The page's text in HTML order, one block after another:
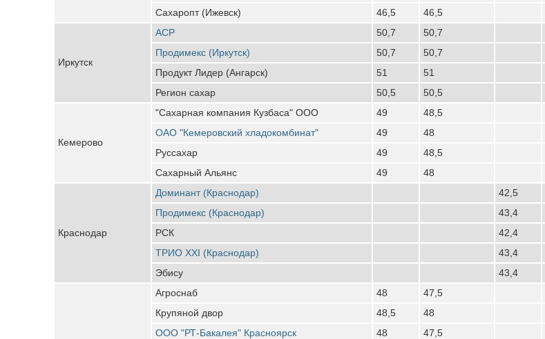
Сахаропт (Ижевск)
46,5 46,5
Иркутск
АСР 50,7
50,7
Продимекс (Иркутск)
50,7
50,7
Продукт Лидер (Ангарск)
51
51
Регион сахар
50,5 50,5
Кемерово
"Сахарная компания Кузбаса" ООО 49
48,5
ОАО "Кемеровский хладокомбинат"
49
48
Руссахар
49
48,5
Сахарный Альянс
49 48
Краснодар
Доминант (Краснодар) 42,5
Продимекс (Краснодар)
43,4
РСК
42,4
ТРИО XXI (Краснодар)
43,4
Эбису
43,4
Агроснаб 48
47,5
Крупяной двор
48,5
48
ООО "РТ-Бакалея" Красноярск
48
47,5